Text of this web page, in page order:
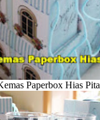
Paperbox Hias Pita